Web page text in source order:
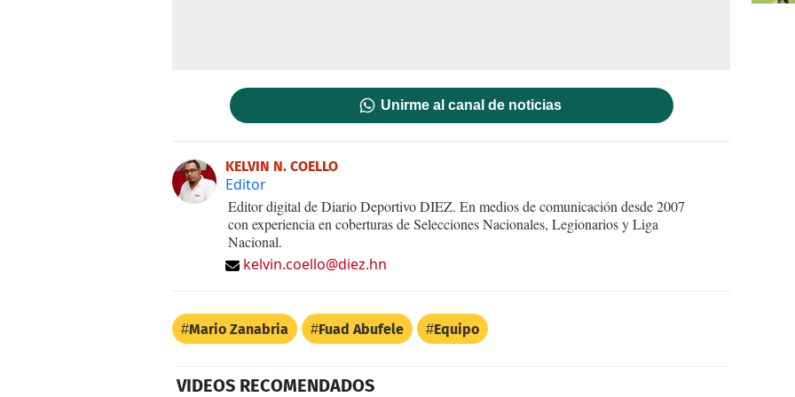
Unirme al canal de noticias
KELVIN N. COELLO
Editor
Editor digital de Diario Deportivo DIEZ. En medios de comunicación desde 2007
con experiencia en coberturas de Selecciones Nacionales, Legionarios y Liga
Nacional.
kelvin.coello@diez.hn
Mario Zanabria Fuad Abufele Equipo
VIDEOS RECOMENDADOS